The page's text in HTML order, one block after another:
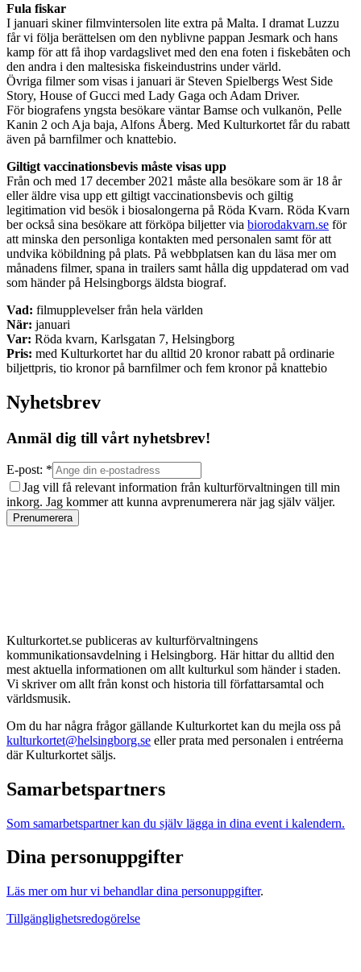
Fula fiskar
I januari skiner filmvintersolen lite extra på Malta. I dramat Luzzu
får vi följa berättelsen om den nyblivne pappan Jesmark och hans
kamp för att få ihop vardagslivet med den ena foten i fiskebåten och
den andra i den maltesiska fiskeindustrins under värld.
Övriga filmer som visas i januari är Steven Spielbergs West Side
Story, House of Gucci med Lady Gaga och Adam Driver.
För biografens yngsta besökare väntar Bamse och vulkanön, Pelle
Kanin 2 och Aja baja, Alfons Åberg. Med Kulturkortet får du rabatt
även på barnfilmer och knattebio.
Giltigt vaccinationsbevis måste visas upp
Från och med 17 december 2021 måste alla besökare som är 18 år
eller äldre visa upp ett giltigt vaccinationsbevis och giltig
legitimation vid besök i biosalongerna på Röda Kvarn. Röda Kvarn
ber också sina besökare att förköpa biljetter via biorodakvarn.se för
att minska den personliga kontakten med personalen samt för att
undvika köbildning på plats. På webbplatsen kan du läsa mer om
månadens filmer, spana in trailers samt hålla dig uppdaterad om vad
som händer på Helsingborgs äldsta biograf.
Vad: filmupplevelser från hela världen
När: januari
Var: Röda kvarn, Karlsgatan 7, Helsingborg
Pris: med Kulturkortet har du alltid 20 kronor rabatt på ordinarie
biljettpris, tio kronor på barnfilmer och fem kronor på knattebio
Nyhetsbrev
Anmäl dig till vårt nyhetsbrev!
E-post: *
Jag vill få relevant information från kulturförvaltningen till min
inkorg. Jag kommer att kunna avprenumerera när jag själv väljer.
Prenumerera
Kulturkortet.se publiceras av kulturförvaltningens
kommunikationsavdelning i Helsingborg. Här hittar du alltid den
mest aktuella informationen om allt kulturkul som händer i staden.
Vi skriver om allt från konst och historia till författarsamtal och
världsmusik.
Om du har några frågor gällande Kulturkortet kan du mejla oss på
kulturkortet@helsingborg.se eller prata med personalen i entréerna
där Kulturkortet säljs.
Samarbetspartners
Som samarbetspartner kan du själv lägga in dina event i kalendern.
Dina personuppgifter
Läs mer om hur vi behandlar dina personuppgifter.
Tillgänglighetsredogörelse